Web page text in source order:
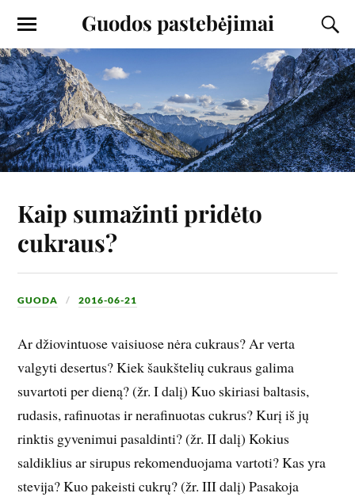
Guodos pastebėjimai
Kaip sumažinti pridėto
cukraus?
GUODA 2016-06-21
Ar džiovintuose vaisiuose nėra cukraus? Ar verta
valgyti desertus? Kiek šaukštelių cukraus galima
suvartoti per dieną? (žr. I dalį) Kuo skiriasi baltasis,
rudasis, rafinuotas ir nerafinuotas cukrus? Kurį iš jų
rinktis gyvenimui pasaldinti? (žr. II dalį) Kokius
saldiklius ar sirupus rekomenduojama vartoti? Kas yra
stevija? Kuo pakeisti cukrų? (žr. III dalį) Pasakoja